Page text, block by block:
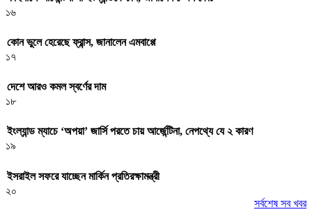
১৬
কোন ভুলে হেরেছে ফ্রান্স, জানালেন এমবাপ্পে
১৭
দেশে আরও কমল স্বর্ণের দাম
১৮
ইংল্যান্ড ম্যাচে ‘অপয়া’ জার্সি পরতে চায় আর্জেন্টিনা, নেপথ্যে যে ২ কারণ
১৯
ইসরাইল সফরে যাচ্ছেন মার্কিন প্রতিরক্ষামন্ত্রী
২০
সর্বশেষ সব খবর